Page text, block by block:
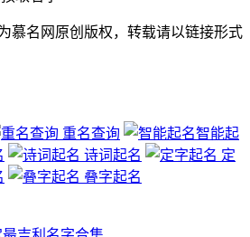
慕名网原创版权，转载请以链接形式
重名查询
智能起
诗词起名
定
叠字起名